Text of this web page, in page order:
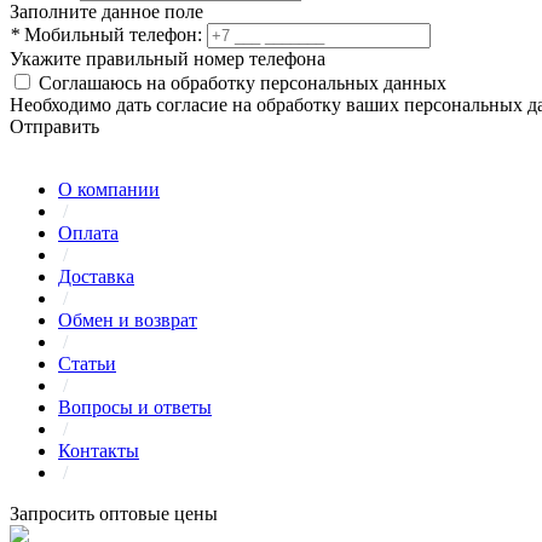
Заполните данное поле
* Мобильный телефон:
Укажите правильный номер телефона
Соглашаюсь на обработку персональных данных
Необходимо дать согласие на обработку ваших персональных
Отправить
О компании
/
Оплата
/
Доставка
/
Обмен и возврат
/
Статьи
/
Вопросы и ответы
/
Контакты
/
Запросить оптовые цены